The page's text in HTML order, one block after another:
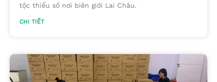
tộc thiểu số nơi biên giới Lai Châu.
CHI TIẾT